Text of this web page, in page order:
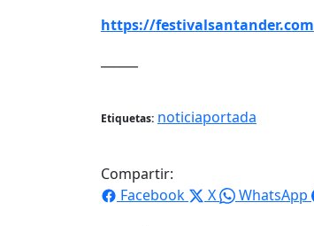
https://festivalsantander.com
Etiquetas: noticiaportada
Compartir:
Facebook
X WhatsApp